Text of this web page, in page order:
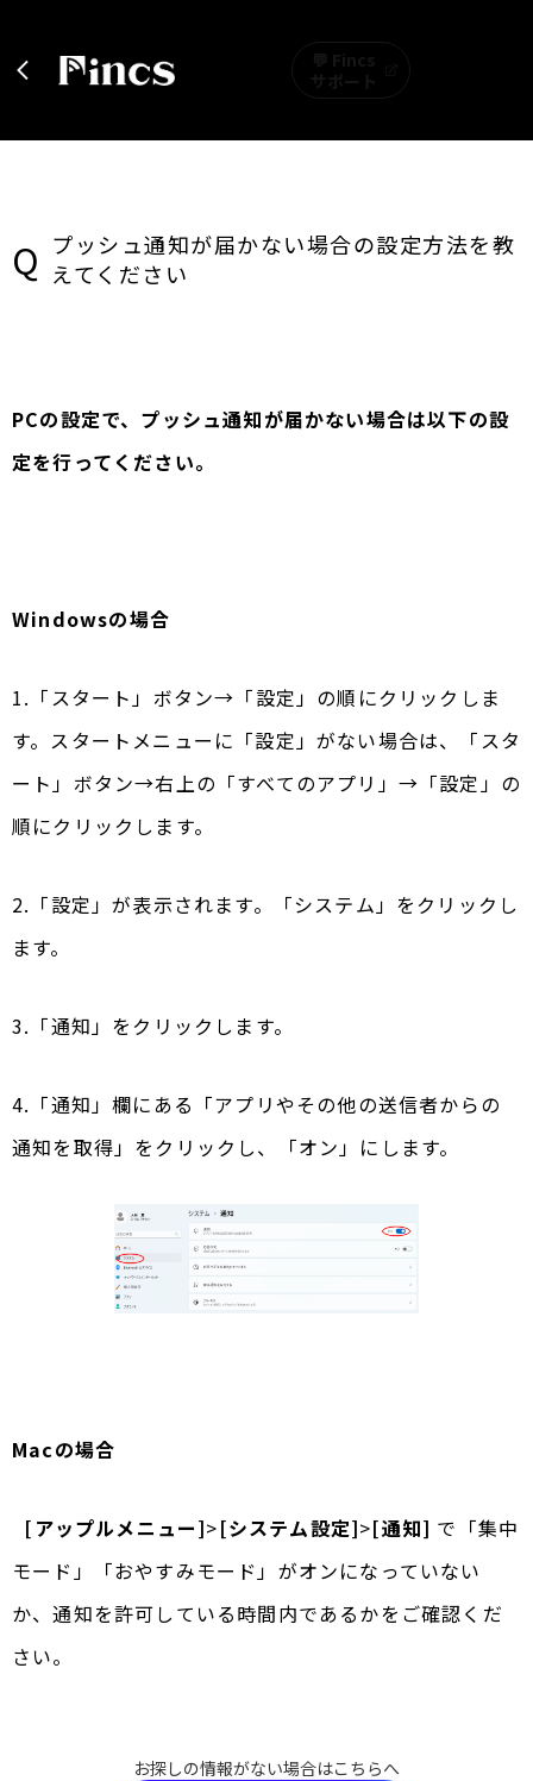
Q プッシュ通知が届かない場合の設定方法を教
えてください
PCの設定で、プッシュ通知が届かない場合は以下の設
定を行ってください。
Windowsの場合
1.「スタート」ボタン→「設定」の順にクリックしま
す。スタートメニューに「設定」がない場合は、「スタ
ート」ボタン→右上の「すべてのアプリ」→「設定」の
順にクリックします。
2.「設定」が表示されます。「システム」をクリックし
ます。
3.「通知」をクリックします。
4.「通知」欄にある「アプリやその他の送信者からの
通知を取得」をクリックし、「オン」にします。
Macの場合
[アップルメニュー]>[システム設定]>[通知] で「集中
モード」「おやすみモード」がオンになっていない
か、通知を許可している時間内であるかをご確認くだ
さい。
お探しの情報がない場合はこちらへ